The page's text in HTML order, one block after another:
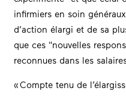
infirmiers en soin
d’action élargi et de sa
que ces nouvelles
reconnues dans les
« Compte tenu de